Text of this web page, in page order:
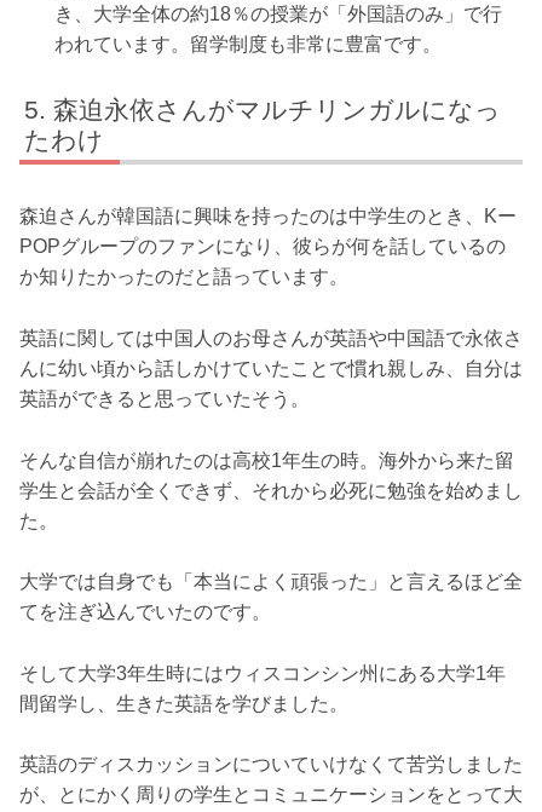
き、大学全体の約18％の授業が「外国語のみ」で行
われています。留学制度も非常に豊富です。
森迫永依さんがマルチリンガルになっ
たわけ
森迫さんが韓国語に興味を持ったのは中学生のとき、Kー
POPグループのファンになり、彼らが何を話しているの
か知りたかったのだと語っています。
英語に関しては中国人のお母さんが英語や中国語で永依さ
んに幼い頃から話しかけていたことで慣れ親しみ、自分は
英語ができると思っていたそう。
そんな自信が崩れたのは高校1年生の時。海外から来た留
学生と会話が全くできず、それから必死に勉強を始めまし
た。
大学では自身でも「本当によく頑張った」と言えるほど全
てを注ぎ込んでいたのです。
そして大学3年生時にはウィスコンシン州にある大学1年
間留学し、生きた英語を学びました。
英語のディスカッションについていけなくて苦労しました
が、とにかく周りの学生とコミュニケーションをとって大